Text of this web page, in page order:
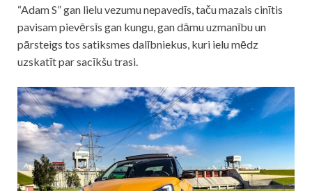
“Adam S” gan lielu vezumu nepavedīs, taču mazais cinītis
pavisam pievērsīs gan kungu, gan dāmu uzmanību un
pārsteigs tos satiksmes dalībniekus, kuri ielu mēdz
uzskatīt par sacīkšu trasi.